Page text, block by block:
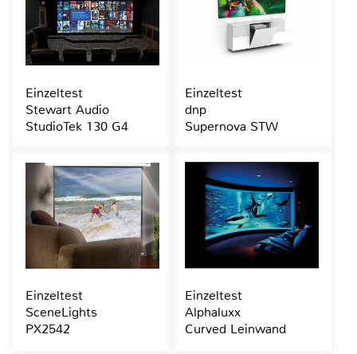
Einzeltest
Stewart Audio
StudioTek 130 G4
Einzeltest
dnp
Supernova STW
Einzeltest
SceneLights
PX2542
Einzeltest
Alphaluxx
Curved Leinwand